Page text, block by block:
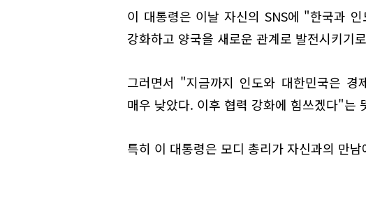
이 대통령은 이날 자신의 SNS에 "한국과
강화하고 양국을 새로운 관계로 발전시키기
그러면서 "지금까지 인도와 대한민국은
매우 낮았다. 이후 협력 강화에 힘쓰겠다"는
특히 이 대통령은 모디 총리가 자신과의 만